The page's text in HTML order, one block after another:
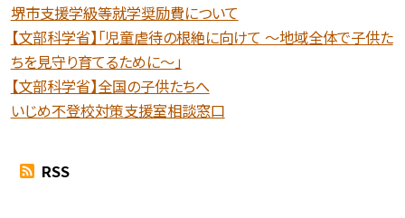
堺市支援学級等就学奨励費について
【文部科学省】「児童虐待の根絶に向けて 〜地域全体で子供た
ちを見守り育てるために〜」
【文部科学省】全国の子供たちへ
いじめ不登校対策支援室相談窓口
RSS